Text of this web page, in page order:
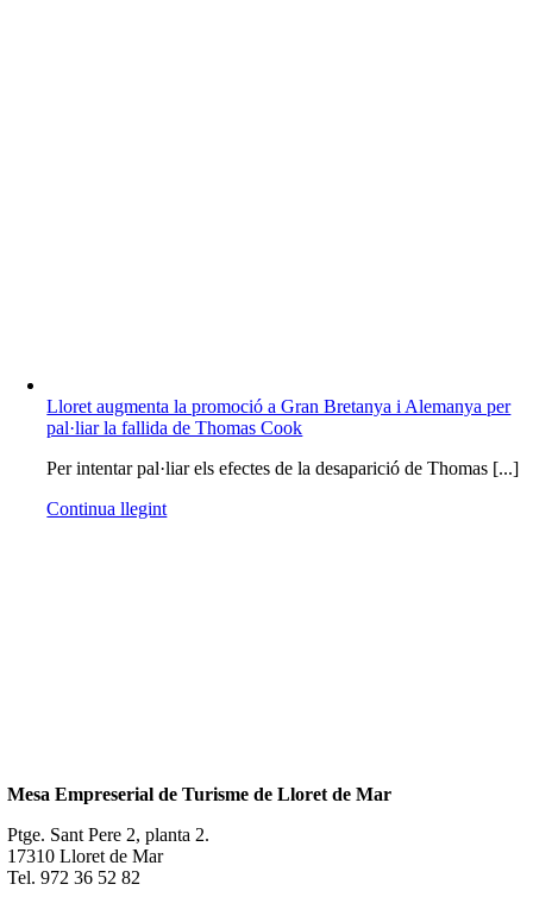
Lloret augmenta la promoció a Gran Bretanya i Alemanya per
pal·liar la fallida de Thomas Cook
Per intentar pal·liar els efectes de la desaparició de Thomas [...]
Continua llegint
Mesa Empreserial de Turisme de Lloret de Mar
Ptge. Sant Pere 2, planta 2.
17310 Lloret de Mar
Tel. 972 36 52 82